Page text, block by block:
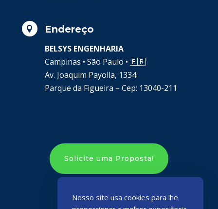
 Endereço
BELSYS ENGENHARIA
Campinas • São Paulo • 🇧🇷
Av. Joaquim Payolla, 1334
Parque da Figueira – Cep: 13040-211
Solicite uma Proposta!
Nosso site usa cookies para lhe